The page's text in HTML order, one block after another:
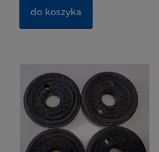
do koszyka